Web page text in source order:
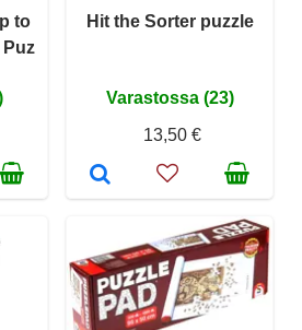
to
Puz
Hit the Sorter puzzle
Varastossa (23)
13,50 €